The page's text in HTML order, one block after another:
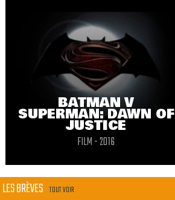
BATMAN V
SUPERMAN: DAWN OF
JUSTICE
FILM - 2016
LES BRÈVES TOUT VOIR